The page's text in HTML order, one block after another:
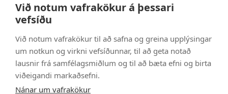
Við notum vafrakökur á þessari
vefsíðu
Við notum vafrakökur til að safna og greina upplýsingar
um notkun og virkni vefsíðunnar, til að geta notað
lausnir frá samfélagsmiðlum og til að bæta efni og birta
viðeigandi markaðsefni.
Nánar um vafrakökur
BT115907
3.790 kr